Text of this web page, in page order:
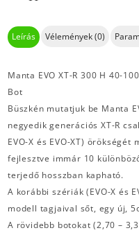
Leírás Vélemények (0)
Manta EVO XT-R 300 H 40-
Bot
Büszkén mutatjuk be Manta
negyedik generációs XT-R
EVO-X és EVO-XT)
fejlesztve immár 10
terjedő hosszban kapható.
A korábbi szériák (EVO-X és
modell tagjaival sőt, egy új,
A rövidebb botokat (2,70 –